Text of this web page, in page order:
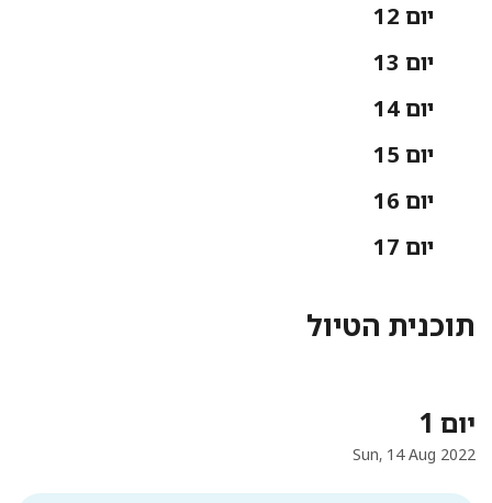
יום 12
יום 13
יום 14
יום 15
יום 16
יום 17
תוכנית הטיול
יום 1
Sun, 14 Aug 2022